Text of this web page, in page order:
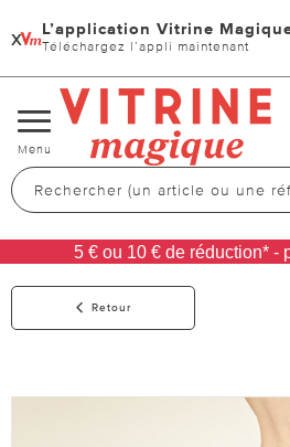
x L’application Vitrine
Téléchargez l’appli maintenant
Changer
de
navigation
Menu
5 € ou 10 € de réduction* -
Retour